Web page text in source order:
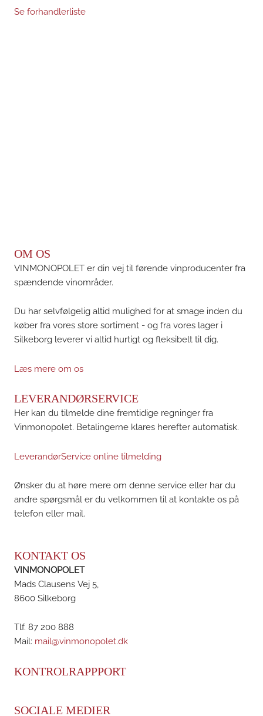
Se forhandlerliste
OM OS
VINMONOPOLET er din vej til førende vinproducenter fra
spændende vinområder.
Du har selvfølgelig altid mulighed for at smage inden du
køber fra vores store sortiment - og fra vores lager i
Silkeborg leverer vi altid hurtigt og fleksibelt til dig.
Læs mere om os
LEVERANDØRSERVICE
Her kan du tilmelde dine fremtidige regninger fra
Vinmonopolet. Betalingerne klares herefter automatisk.
LeverandørService online tilmelding
Ønsker du at høre mere om denne service eller har du
andre spørgsmål er du velkommen til at kontakte os på
telefon eller mail.
KONTAKT OS
VINMONOPOLET
Mads Clausens Vej 5,
8600 Silkeborg
Tlf. 87 200 888
Mail: mail@vinmonopolet.dk
KONTROLRAPPPORT
SOCIALE MEDIER